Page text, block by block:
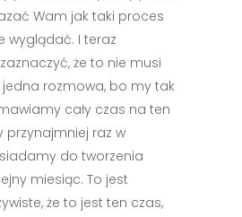
Wam jak taki proces
wyglądać. I teraz
że to nie musi
rozmowa, bo my tak
cały czas na ten
raz w
do tworzenia
miesiąc. To jest
że to jest ten czas,